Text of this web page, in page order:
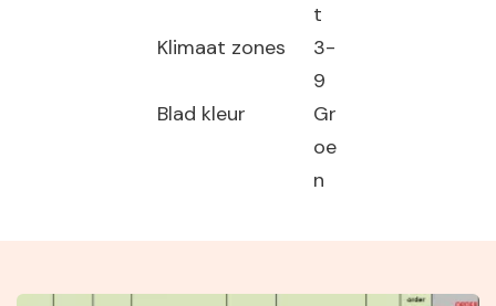
t
Klimaat zones
3-
9
Blad kleur
Gr
oe
n